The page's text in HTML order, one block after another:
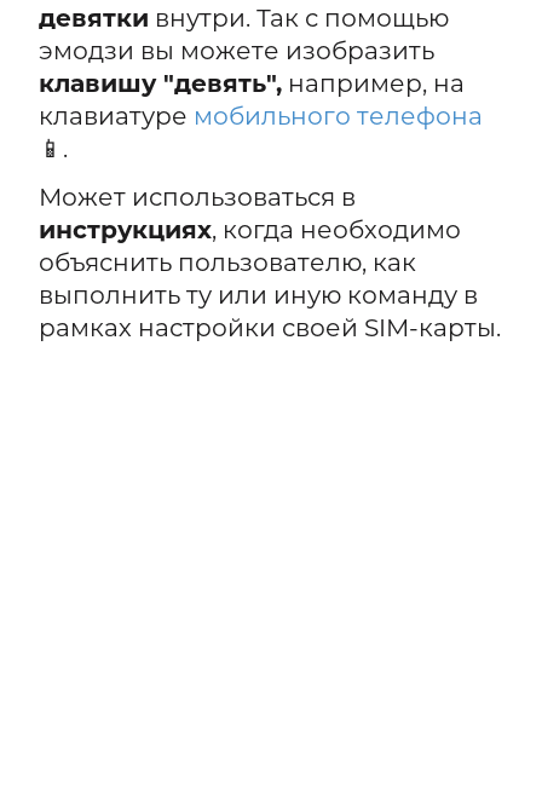
девятки внутри. Так с помощью
эмодзи вы можете изобразить
клавишу "девять",например, на
клавиатуре мобильного телефона
📱.
Может использоваться в
инструкциях, когда необходимо
объяснить пользователю, как
выполнить ту или иную команду в
рамках настройки своей SIM-карты.